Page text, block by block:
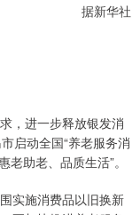
据新华社
，进一步释放银发消
启动全国“养老服务消
助老、品质生活”。
实施消费品以旧换新